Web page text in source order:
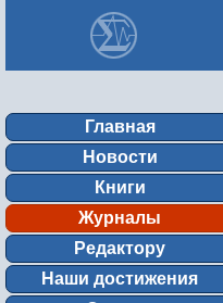
Главная
Новости
Книги
Журналы
Редактору
Наши достижения